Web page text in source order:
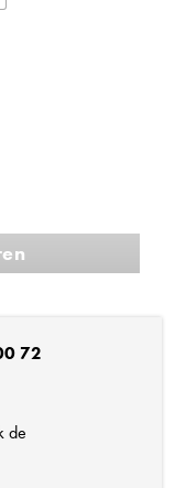
72
de